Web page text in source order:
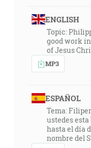
ENGLISH
Topic:
good work
of Jesus
MP3
ESPAÑOL
Tema:
ustedes
hasta el día
nombre del